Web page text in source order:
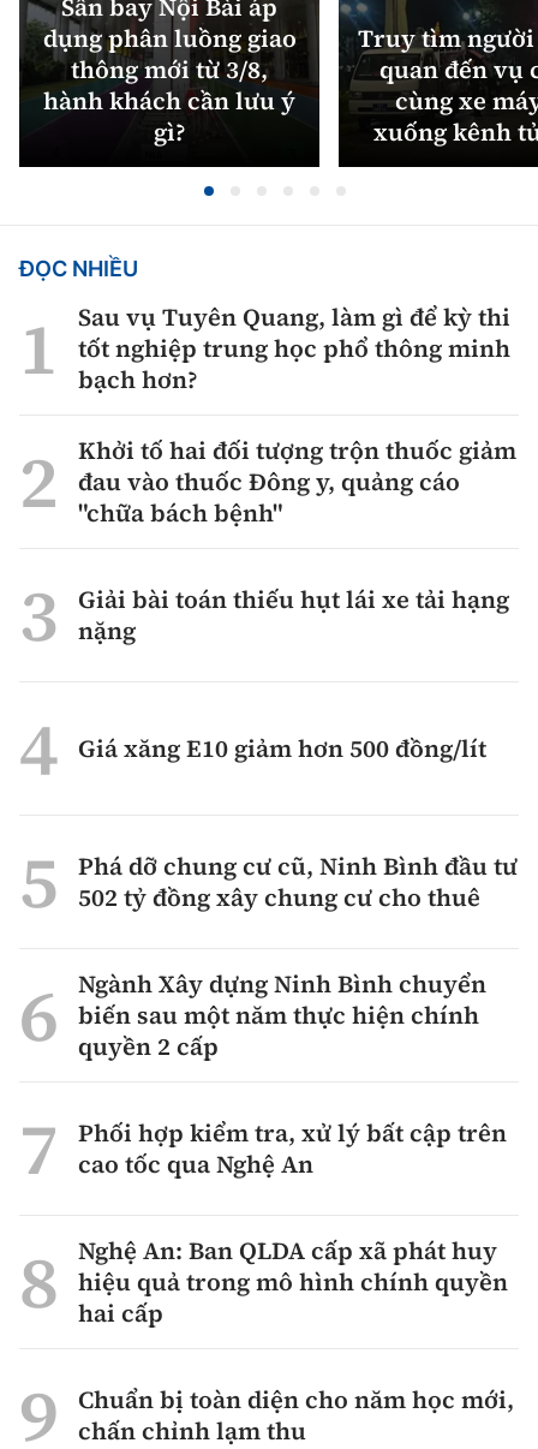
Sân bay Nội Bài áp
dụng phân luồng giao
thông mới từ 3/8,
hành khách cần lưu ý
gì?
Truy tìm
quan đến vụ
cùng xe
xuống kênh
ĐỌC NHIỀU
Sau vụ Tuyên Quang, làm gì để kỳ thi
tốt nghiệp trung học phổ thông minh
bạch hơn?
Khởi tố hai đối tượng trộn thuốc giảm
đau vào thuốc Đông y, quảng cáo
"chữa bách bệnh"
Giải bài toán thiếu hụt lái xe tải hạng
nặng
Giá xăng E10 giảm hơn 500 đồng/lít
Phá dỡ chung cư cũ, Ninh Bình đầu tư
502 tỷ đồng xây chung cư cho thuê
Ngành Xây dựng Ninh Bình chuyển
biến sau một năm thực hiện chính
quyền 2 cấp
Phối hợp kiểm tra, xử lý bất cập trên
cao tốc qua Nghệ An
Nghệ An: Ban QLDA cấp xã phát huy
hiệu quả trong mô hình chính quyền
hai cấp
Chuẩn bị toàn diện cho năm học mới,
chấn chỉnh lạm thu